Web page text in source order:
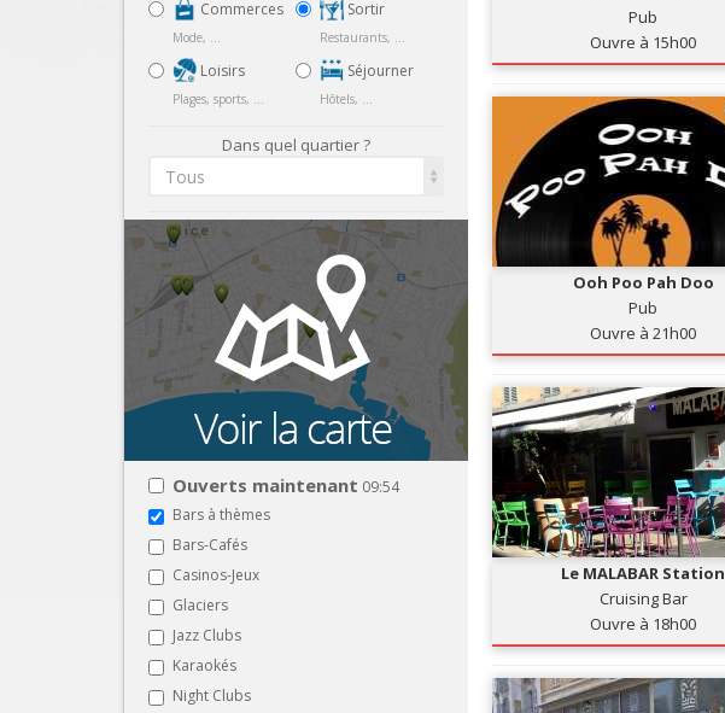
Commerces
Mode, ...
Loisirs
Plages, sports, ...
Sortir
Restaurants, ...
Séjourner
Hôtels, ...
Dans quel quartier ?
Tous
Ouverts maintenant 09:54
Bars à thèmes
Bars-Cafés
Casinos-Jeux
Glaciers
Jazz Clubs
Karaokés
Night Clubs
Pub
Ouvre à 15h00
Ooh Poo Pah Doo
Pub
Ouvre à 21h00
Le MALABAR Station
Cruising Bar
Ouvre à 18h00